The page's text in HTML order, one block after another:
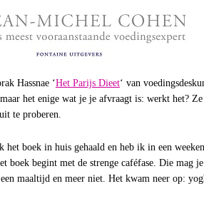
Hassnae ‘Het Parijs Dieet‘ van
het enige wat je je afvraagt is: werkt het?
te proberen.
het boek in huis gehaald en heb ik in een
boek begint met de strenge caféfase. Die mag
maaltijd en meer niet. Het kwam neer op: